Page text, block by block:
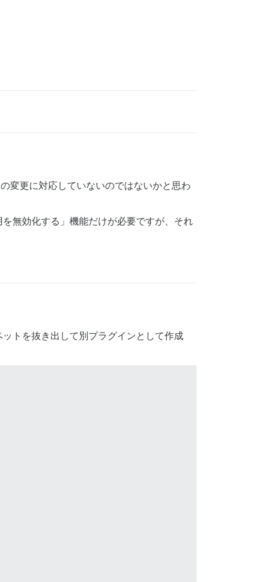
変更に対応していないのではないかと思わ
無効化する」機能だけが必要ですが、それ
トを抜き出して別プラグインとして作成